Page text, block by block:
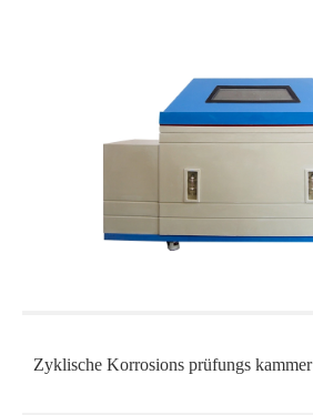
Zyklische Korrosions prüfungs kammer